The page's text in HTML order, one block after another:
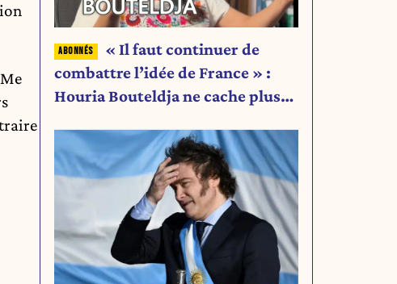
« Il faut continuer de
combattre l’idée de France » :
Houria Bouteldja ne cache plus